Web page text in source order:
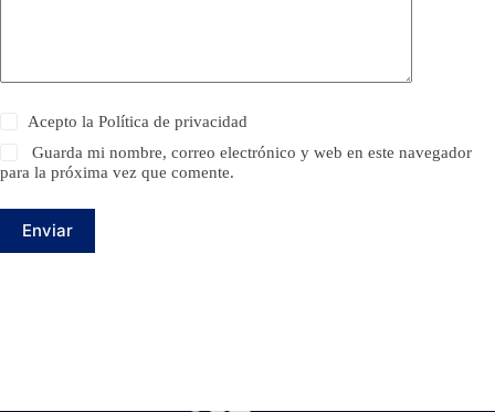
Acepto laPolítica de privacidad
Guarda mi nombre, correo electrónico y web en este navegador
para la próxima vez que comente.
Enviar